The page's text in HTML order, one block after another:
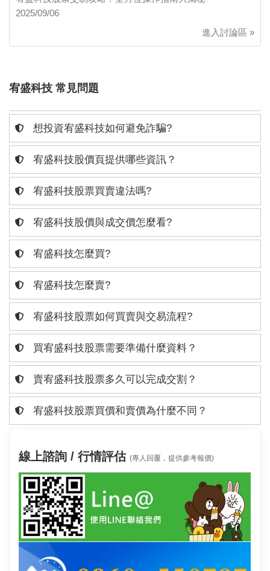
2025/09/06
進入討論區 »
宥盛科技 常見問題
想投資宥盛科技如何避免詐騙?
宥盛科技股價頁提供哪些資訊？
宥盛科技股票買賣違法嗎?
宥盛科技股價與成交價怎麼看?
宥盛科技怎麼買?
宥盛科技怎麼賣?
宥盛科技股票如何買賣與交易流程?
買宥盛科技股票需要準備什麼資料？
賣宥盛科技股票多久可以完成交割？
宥盛科技股票買價和賣價為什麼不同？
線上諮詢 / 行情評估 (專人回覆，提供參考報價)